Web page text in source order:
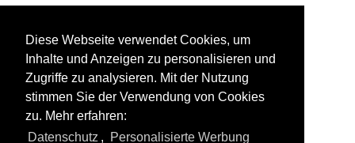
Diese Webseite verwendet Cookies, um
Inhalte und Anzeigen zu personalisieren und
Zugriffe zu analysieren. Mit der Nutzung
stimmen Sie der Verwendung von Cookies
zu. Mehr erfahren:
Datenschutz , Personalisierte Werbung